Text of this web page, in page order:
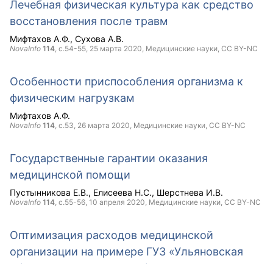
Лечебная физическая культура как средство
восстановления после травм
Мифтахов А.Ф. Сухова А.В.
NovaInfo 114, с.54-55, 25 марта 2020, Медицинские науки, CC BY-NC
Особенности приспособления организма к
физическим нагрузкам
Мифтахов А.Ф.
NovaInfo 114, с.53, 26 марта 2020, Медицинские науки, CC BY-NC
Государственные гарантии оказания
медицинской помощи
Пустынникова Е.В. Елисеева Н.С. Шерстнева И.В.
NovaInfo 114, с.55-56, 10 апреля 2020, Медицинские науки, CC BY-NC
Оптимизация расходов медицинской
организации на примере ГУЗ «Ульяновская